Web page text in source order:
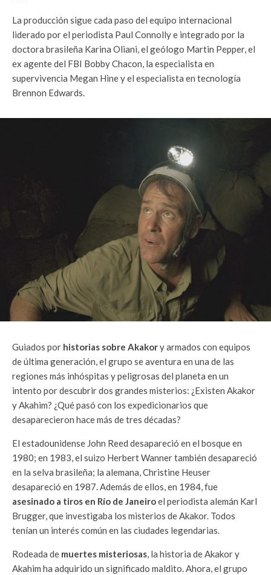
La producción sigue cada paso del equipo internacional
liderado por el periodista Paul Connolly e integrado por la
doctora brasileña Karina Oliani, el geólogo Martin Pepper, el
ex agente del FBI Bobby Chacon, la especialista en
supervivencia Megan Hine y el especialista en tecnología
Brennon Edwards.
Guiados por historias sobre Akakory armados con equipos
de última generación, el grupo se aventura en una de las
regiones más inhóspitas y peligrosas del planeta en un
intento por descubrir dos grandes misterios: ¿Existen Akakor
y Akahim? ¿Qué pasó con los expedicionarios que
desaparecieron hace más de tres décadas?
El estadounidense John Reed desapareció en el bosque en
1980; en 1983, el suizo Herbert Wanner también desapareció
en la selva brasileña; la alemana, Christine Heuser
desapareció en 1987. Además de ellos, en 1984, fue
asesinado a tiros en Río de Janeiroel periodista alemán Karl
Brugger, que investigaba los misterios de Akakor. Todos
tenían un interés común en las ciudades legendarias.
Rodeada de muertes misteriosas, la historia de Akakor y
Akahim ha adquirido un significado maldito. Ahora, el grupo